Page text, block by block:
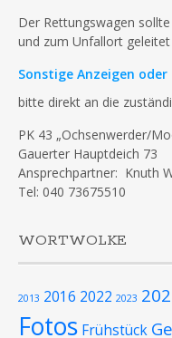
Der Rettungswagen
und zum Unfallort
Sonstige Anzeigen
bitte direkt an die
PK 43 „Ochsenwerder/
Gauerter Hauptdeich 73
Ansprechpartner: Knuth
Tel: 040 73675510
WORTWOLKE
2013 2016 2022 2023
Fotos Frühstück